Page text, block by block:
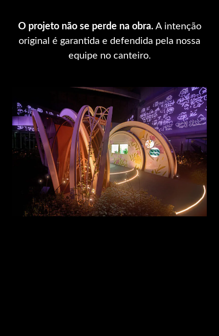
O projeto não se perde na obra. A intenção
original é garantida e defendida pela nossa
equipe no canteiro.